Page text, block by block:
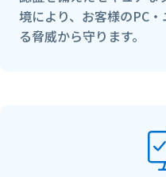
境により、お客様のPC
る脅威から守ります。